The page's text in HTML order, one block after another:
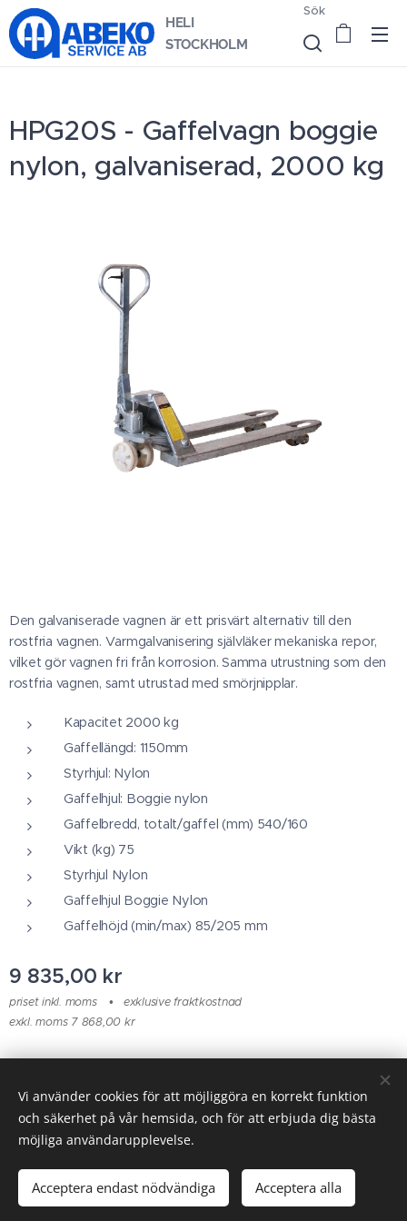
HELI
STOCKHOLM
Sök
HPG20S - Gaffelvagn boggie
nylon, galvaniserad, 2000 kg
Den galvaniserade vagnen är ett prisvärt alternativ till den
rostfria vagnen. Varmgalvanisering självläker mekaniska repor,
vilket gör vagnen fri från korrosion. Samma utrustning som den
rostfria vagnen, samt utrustad med smörjnipplar.
Kapacitet 2000 kg
Gaffellängd: 1150mm
Styrhjul: Nylon
Gaffelhjul: Boggie nylon
Gaffelbredd, totalt/gaffel (mm) 540/160
Vikt (kg) 75
Styrhjul Nylon
Gaffelhjul Boggie Nylon
Gaffelhöjd (min/max) 85/205 mm
9 835,00 kr
priset inkl. moms
exklusive fraktkostnad
exkl. moms 7 868,00 kr
Lägg i kundvagnen
© 2025 Alla rättigheter reserverade
Cookies
Vi använder cookies för att möjliggöra en korrekt funktion
och säkerhet på vår hemsida, och för att erbjuda dig bästa
möjliga användarupplevelse.
Acceptera endast nödvändiga Acceptera alla